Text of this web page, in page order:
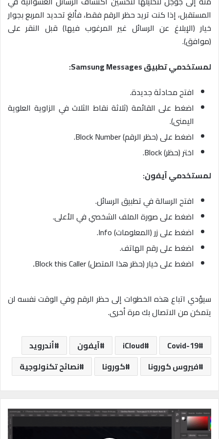
المستقبل، إذا كنت تريد حظر الرقم فقط، فألغ تحديد المربع بجوار
خيار (الإبلاغ عن الرسائل غير المرغوب فيها) قبل النقر على
(موافق).
لمستخدمي تطبيق Samsung Messages:
افتح محادثة جديدة.
اضغط على القائمة (ثلاثة نقاط الثلاث في الزاوية العلوية
اليمنى).
اضغط على (حظر الرقم) Block Number.
اختر (حظر) Block.
لمستخدمي آيفون:
افتح الرسالة في تطبيق الرسائل.
اضغط على صورة الملف الشخصي في الأعلى.
اضغط على زر (المعلومات) Info.
اضغط على رقم الهاتف.
اضغط على خيار (حظر هذا المتصل) Block this Caller
.
سيؤدي اتباع هذه الخطوات إلى حظر الرقم وفي الوقت نفسه لن
يتمكن من الاتصال بك مرة أخرى.
Covid-19
iCloud آيفون
أندرويد
فيروس كورونا
كورونا نصائح تكنولوجية
أ
د
ا